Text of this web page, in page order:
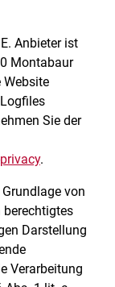
Anbieter ist
Montabaur
Website
Sie der
.
von
berechtigtes
Darstellung
Verarbeitung